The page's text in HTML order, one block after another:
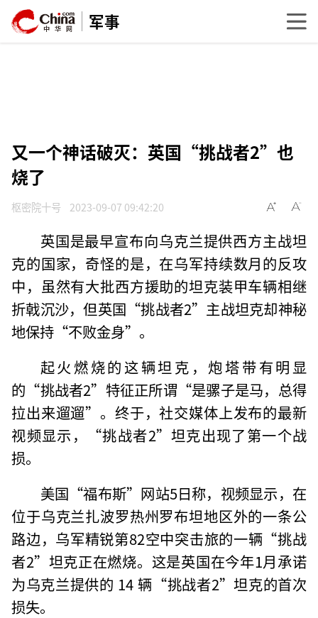
军事
又一个神话破灭：英国“挑战者2”也
烧了
枢密院十号 2023-09-07 09:42:20
英国是最早宣布向乌克兰提供西方主战坦
克的国家，奇怪的是，在乌军持续数月的反攻
中，虽然有大批西方援助的坦克装甲车辆相继
折戟沉沙，但英国“挑战者2”主战坦克却神秘
地保持“不败金身”。
起火燃烧的这辆坦克，炮塔带有明显
的“挑战者2”特征正所谓“是骡子是马，总得
拉出来遛遛”。终于，社交媒体上发布的最新
视频显示，“挑战者2”坦克出现了第一个战
损。
美国“福布斯”网站5日称，视频显示，在
位于乌克兰扎波罗热州罗布坦地区外的一条公
路边，乌军精锐第82空中突击旅的一辆“挑战
者2”坦克正在燃烧。这是英国在今年1月承诺
为乌克兰提供的 14 辆“挑战者2”坦克的首次
损失。